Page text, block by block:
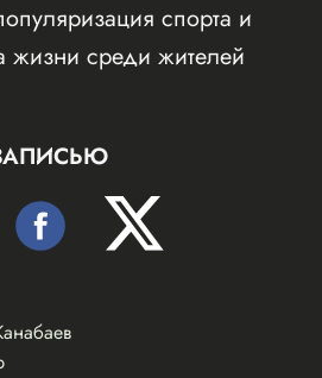
спорта и
жизни среди жителей